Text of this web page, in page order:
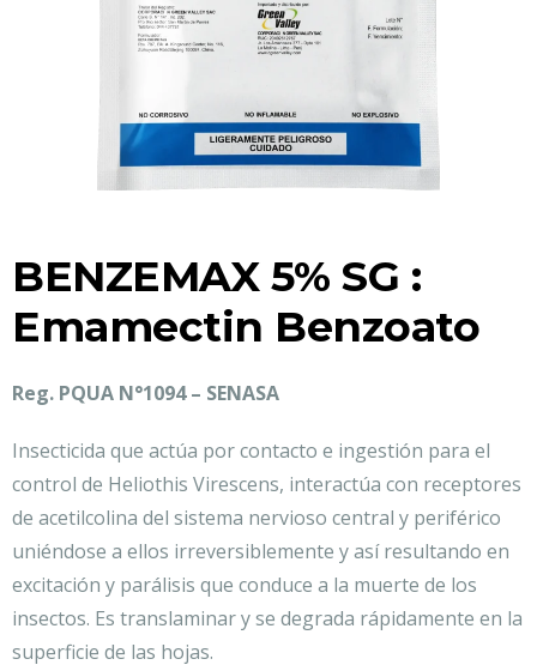
BENZEMAX 5% SG :
Emamectin Benzoato
Reg. PQUA N°1094 – SENASA
Insecticida que actúa por contacto e ingestión para el
control de Heliothis Virescens, interactúa con receptores
de acetilcolina del sistema nervioso central y periférico
uniéndose a ellos irreversiblemente y así resultando en
excitación y parálisis que conduce a la muerte de los
insectos. Es translaminar y se degrada rápidamente en la
superficie de las hojas.